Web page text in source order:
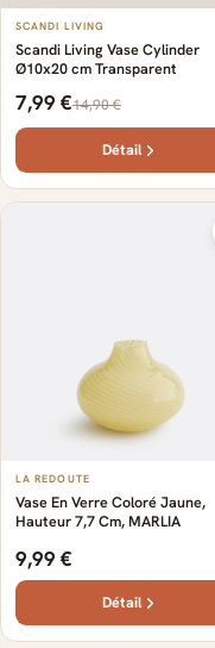
SCANDI LIVING
Scandi Living Vase Cylinder
Ø10x20 cm Transparent
7,99 €14,90 €
Détail
LA REDOUTE
Vase En Verre Coloré Jaune,
Hauteur 7,7 Cm, MARLIA
9,99 €
Détail